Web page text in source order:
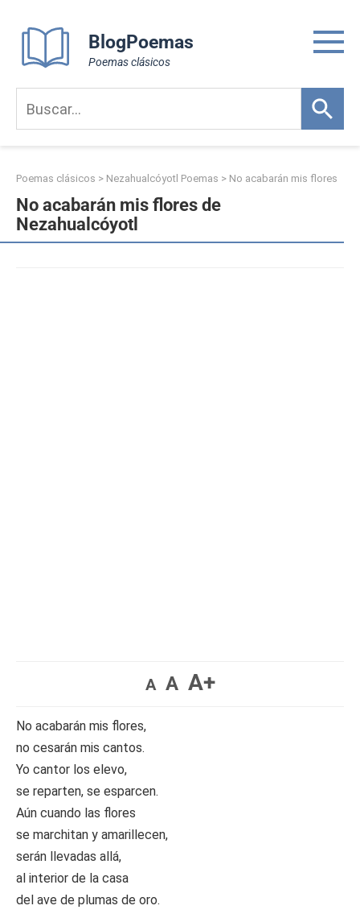
content
BlogPoemas
Poemas clásicos
Poemas clásicos > Nezahualcóyotl Poemas > No acabarán mis flores
No acabarán mis flores de
Nezahualcóyotl
A A A+
No acabarán mis flores,
no cesarán mis cantos.
Yo cantor los elevo,
se reparten, se esparcen.
Aún cuando las flores
se marchitan y amarillecen,
serán llevadas allá,
al interior de la casa
del ave de plumas de oro.